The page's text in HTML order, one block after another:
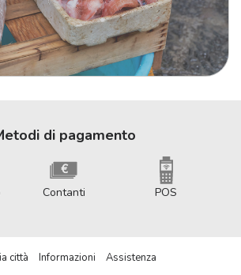
di pagamento
Contanti POS
città Informazioni
Assistenza